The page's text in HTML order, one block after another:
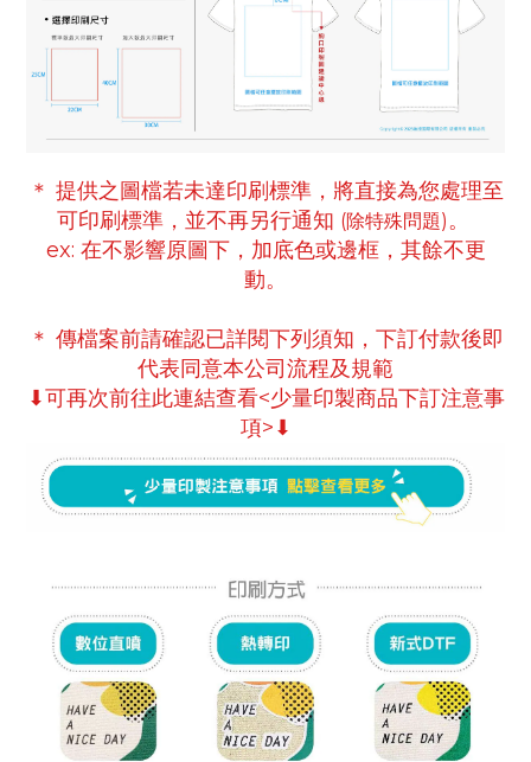
＊ 提供之圖檔若未達印刷標準，將直接為您處理至
可印刷標準，並不再另行通知 (除特殊問題)。
ex: 在不影響原圖下， 加底色或邊框， 其餘不更
動。
＊ 傳檔案前請確認已詳閱下列須知，下訂付款後即
代表同意本公司流程及規範
⬇可再次前往此連結查看<少量印製商品下訂注意事
項>⬇